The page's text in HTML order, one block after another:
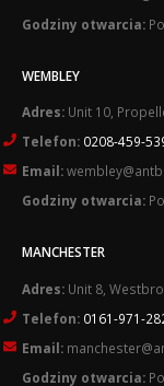
Godziny otwarcia:
WEMBLEY
Adres: Unit 10,
Telefon: 0208-459-
Email:
Godziny otwarcia:
MANCHESTER
Adres: Unit 8,
Telefon: 0161-971-
Email:
Godziny otwarcia: